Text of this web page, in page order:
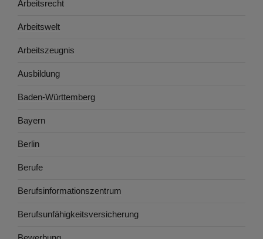
Arbeitsrecht
Arbeitswelt
Arbeitszeugnis
Ausbildung
Baden-Württemberg
Bayern
Berlin
Berufe
Berufsinformationszentrum
Berufsunfähigkeitsversicherung